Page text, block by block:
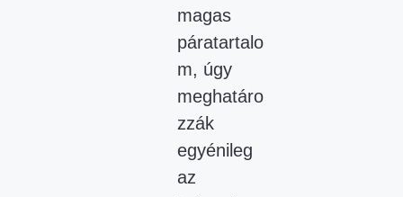
magas
páratartalo
m, úgy
meghatáro
zzák
egyénileg
az